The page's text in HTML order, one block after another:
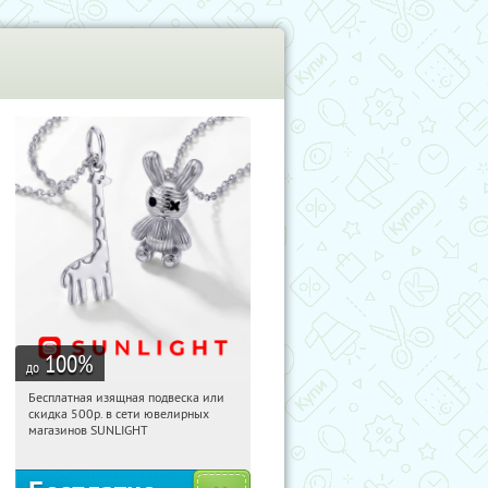
до 100%
06:15:48 Получили:
Россия
Бесплатная изящная подвеска или
скидка 500р. в сети ювелирных
магазинов SUNLIGHT